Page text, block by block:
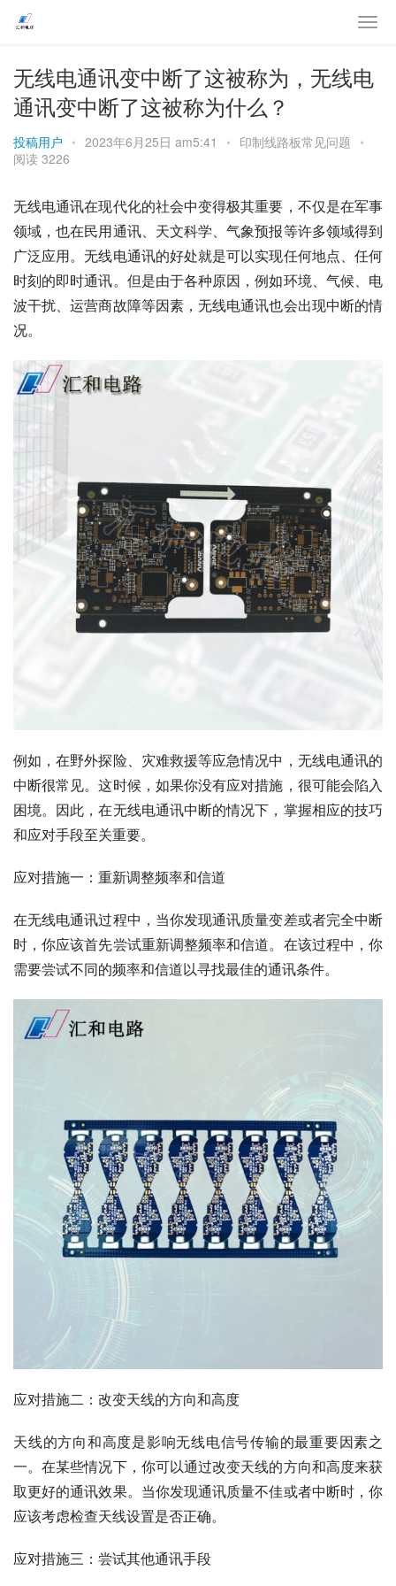
无线电通讯变中断了这被称为，无线电
通讯变中断了这被称为什么？
投稿用户 • 2023年6月25日 am5:41 • 印制线路板常见问题 •
阅读 3226
无线电通讯在现代化的社会中变得极其重要，不仅是在军事
领域，也在民用通讯、天文科学、气象预报等许多领域得到
广泛应用。无线电通讯的好处就是可以实现任何地点、任何
时刻的即时通讯。但是由于各种原因，例如环境、气候、电
波干扰、运营商故障等因素，无线电通讯也会出现中断的情
况。
例如，在野外探险、灾难救援等应急情况中，无线电通讯的
中断很常见。这时候，如果你没有应对措施，很可能会陷入
困境。因此，在无线电通讯中断的情况下，掌握相应的技巧
和应对手段至关重要。
应对措施一：重新调整频率和信道
在无线电通讯过程中，当你发现通讯质量变差或者完全中断
时，你应该首先尝试重新调整频率和信道。在该过程中，你
需要尝试不同的频率和信道以寻找最佳的通讯条件。
应对措施二：改变天线的方向和高度
天线的方向和高度是影响无线电信号传输的最重要因素之
一。在某些情况下，你可以通过改变天线的方向和高度来获
取更好的通讯效果。当你发现通讯质量不佳或者中断时，你
应该考虑检查天线设置是否正确。
应对措施三：尝试其他通讯手段